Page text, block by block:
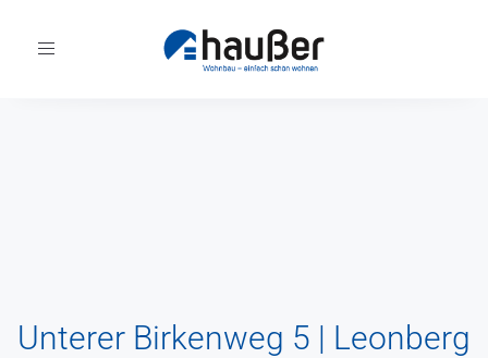
Toggle
Unterer Birkenweg 5 | Leonberg